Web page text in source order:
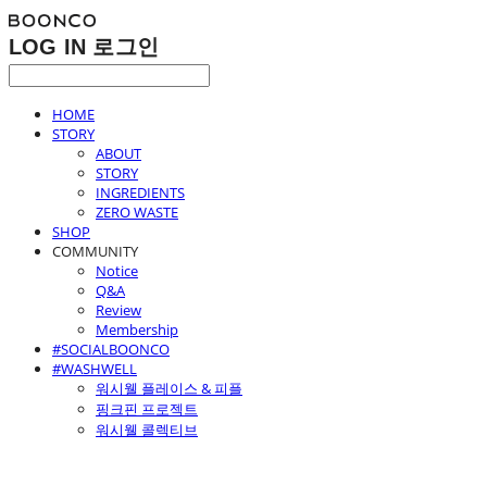
LOG IN 로그인
HOME
STORY
ABOUT
STORY
INGREDIENTS
ZERO WASTE
SHOP
COMMUNITY
Notice
Q&A
Review
Membership
#SOCIALBOONCO
#WASHWELL
워시웰 플레이스 & 피플
핑크핀 프로젝트
워시웰 콜렉티브